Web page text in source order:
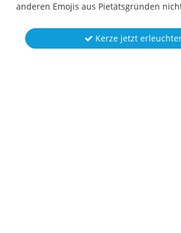
anderen Emojis aus Pietätsgründen
Kerze jetzt